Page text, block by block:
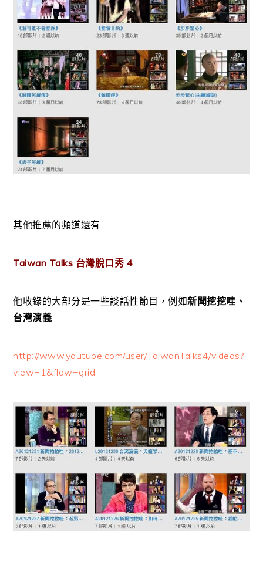
其他推薦的頻道還有
Taiwan Talks 台灣脫口秀 4
他收錄的大部分是一些談話性節目，例如新聞挖挖哇、
台灣演義
http://www.youtube.com/user/TaiwanTalks4/videos?
view=1&flow=grid